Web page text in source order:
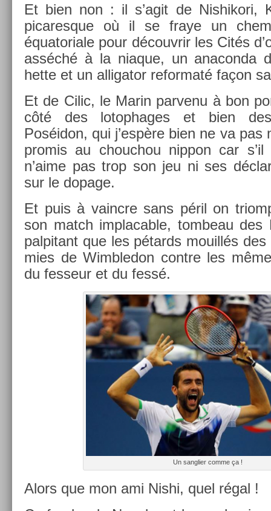
Et bien non : il s’agit de Nis­hikori,
picares­que où il se fraye un
équatoriale pour découv­rir les Cités
asséché à la niaque, un an­acon­da
hette et un al­ligator re­for­maté façon
Et de Cilic, le Marin par­venu à bon
côté des lotop­hages et bien
Poséidon, qui j’espère bien ne va pas
pro­mis au chouc­hou nip­pon car
n’aime pas trop son jeu ni ses
sur le dopage.
Et puis à vaincre sans péril on
son match im­plac­able, tom­beau
pal­pitant que les pétards mouillés
m­ies de Wimbledon con­tre les
du fes­seur et du fessé.
Un sangli­er comme ça !
Alors que mon ami Nishi, quel régal !